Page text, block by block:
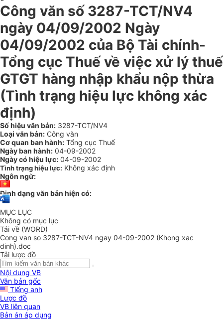
Công văn số 3287-TCT/NV4
ngày 04/09/2002 Ngày
04/09/2002 của Bộ Tài chính-
Tổng cục Thuế về việc xử lý thuế
GTGT hàng nhập khẩu nộp thừa
(Tình trạng hiệu lực không xác
định)
Số hiệu văn bản: 3287-TCT/NV4
Loại văn bản: Công văn
Cơ quan ban hành: Tổng cục Thuế
Ngày ban hành: 04-09-2002
Ngày có hiệu lực: 04-09-2002
Tình trạng hiệu lực: Không xác định
Ngôn ngữ:
Định dạng văn bản hiện có:
MỤC LỤC
Không có mục lục
Tải về (WORD)
Cong van so 3287-TCT-NV4 ngay 04-09-2002 (Khong xac
dinh).doc
Tải lược đồ
Nội dung VB
Văn bản gốc
Tiếng anh
Lược đồ
VB liên quan
Bản án áp dụng